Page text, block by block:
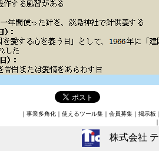
｜ 事業多角化｜ 使えるツール集｜ 会員募集｜ 掲示板
株式会社